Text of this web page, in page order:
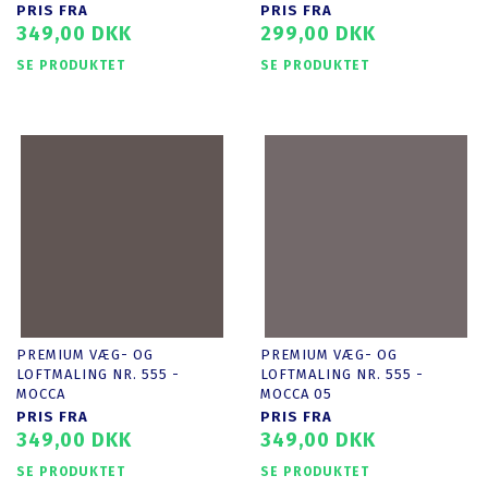
PRIS FRA
349,00 DKK
SE PRODUKTET
PRIS FRA
299,00 DKK
SE PRODUKTET
PREMIUM VÆG- OG
LOFTMALING NR. 555 -
MOCCA
PRIS FRA
349,00 DKK
SE PRODUKTET
PREMIUM VÆG- OG
LOFTMALING NR. 555 -
MOCCA 05
PRIS FRA
349,00 DKK
SE PRODUKTET